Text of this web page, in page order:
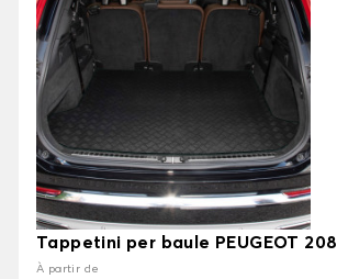
Tappetini per baule PEUGEOT 208
À partir de